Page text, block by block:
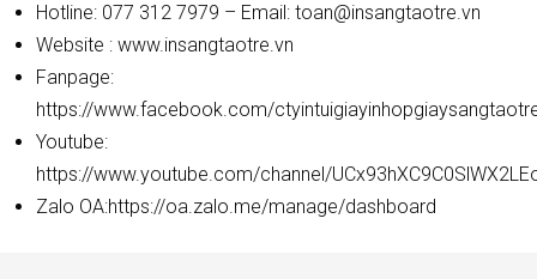
Hotline: 077 312 7979 – Email: toan@insangtaotre.vn
Website : www.insangtaotre.vn
Fanpage:
https://www.facebook.com/
Youtube:
https://www.youtube.com/channel/
Zalo OA:https://oa.zalo.me/manage/dashboard